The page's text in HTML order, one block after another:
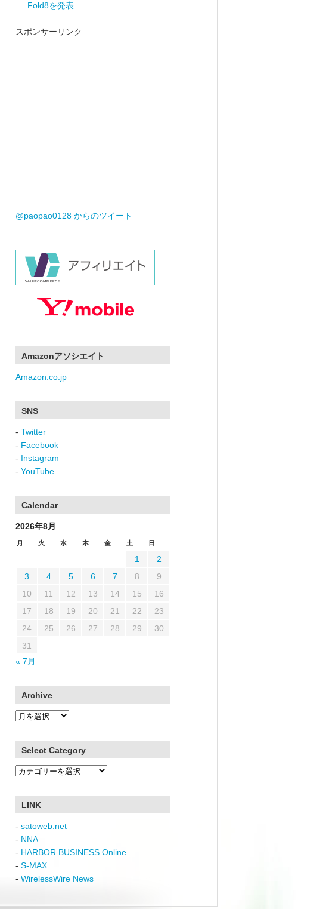
Fold8を発表
スポンサーリンク
@paopao0128 からのツイート
Amazonアソシエイト
Amazon.co.jp
SNS
- Twitter
- Facebook
- Instagram
- YouTube
Calendar
2026年8月
月 火 水 木 金 土 日
1
2
3
4 5 6 7 8
9
10
11 12 13 14 15
16
17
18 19 20 21 22
23
24
25 26 27 28 29
30
31
« 7月
Archive
Archive
Select Category
Select
LINK
- satoweb.net
- NNA
- HARBOR BUSINESS Online
- S-MAX
- WirelessWire News